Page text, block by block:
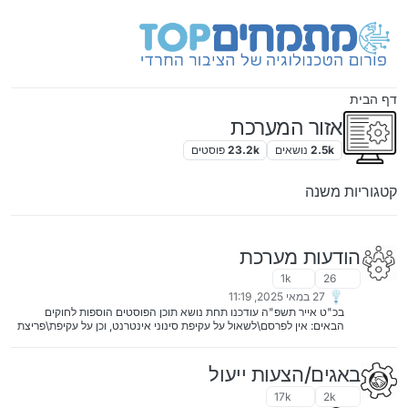
דף הבית
אזור המערכת
2.5k נושאים 23.2k פוסטים
קטגוריות משנה
הודעות מערכת
26
1k
27 במאי 2025, 11:19
בכ"ט אייר תשפ"ה עודכנו תחת נושא תוכן הפוסטים הוספות לחוקים
הבאים: אין לפרסם\לשאול על עקיפת סינוני אינטרנט, וכן על עקיפת\פריצת
האישי של המשתמשים העונים, ולכן אין להגיב לשואל במענה ממנוע בינה
מלאכותית כמו "צ'אט GPT" וכד', השואל יכול לעשות זאת בעצמו ולא לשם
כך הוא פתח את הנושא, כמו כן אין להעלות פוסטים משלכם שנוסחו ע"י
באגים/הצעות ייעול
2k
17k